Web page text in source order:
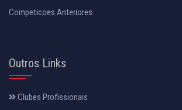
Competicoes Anteriores
Outros Links
Clubes Profissionais